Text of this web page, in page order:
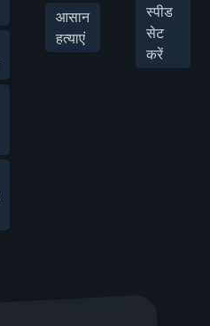
आसान
हत्याएं
स्पीड
सेट
करें